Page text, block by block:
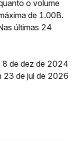
o volume
de 1.00B.
últimas 24
de dez de 2024
de jul de 2026